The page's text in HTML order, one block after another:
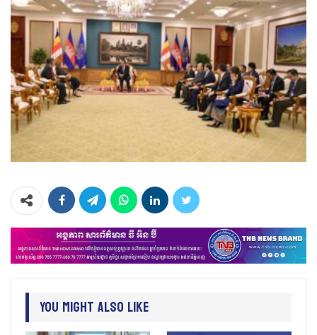
You Might Also Like